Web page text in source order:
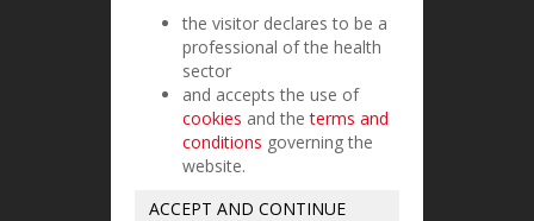
TIJERAS
the visitor declares to be a
professional of the health
sector
and accepts the use of
cookies and theterms and
conditions governing the
website.
ACCEPT AND CONTINUE